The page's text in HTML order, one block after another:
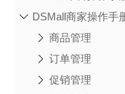
DSMall商家操作手
商品管理
订单管理
促销管理